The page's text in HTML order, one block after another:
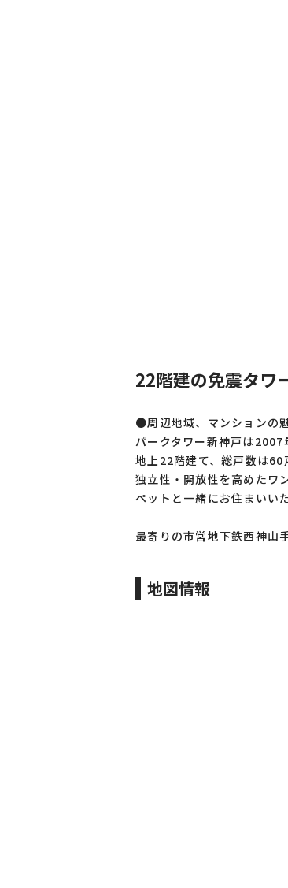
22階建の免震タワ
●周辺地域、マンションの
パークタワー新神戸は2007
地上22階建て、総戸数は60
独立性・開放性を高めたワ
ペットと一緒にお住まいい
最寄りの市営地下鉄西神山
地図情報